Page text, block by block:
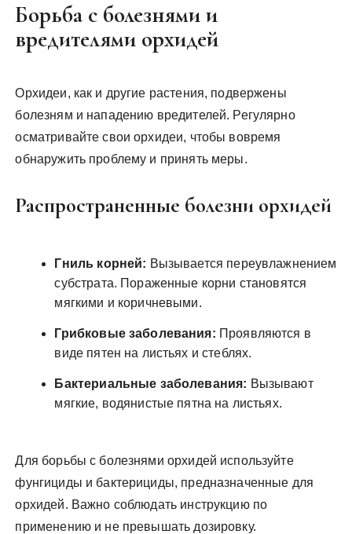
Борьба с болезнями и
вредителями орхидей
Орхидеи, как и другие растения, подвержены
болезням и нападению вредителей. Регулярно
осматривайте свои орхидеи, чтобы вовремя
обнаружить проблему и принять меры.
Распространенные болезни орхидей
Гниль корней: Вызывается переувлажнением
субстрата. Пораженные корни становятся
мягкими и коричневыми.
Грибковые заболевания: Проявляются в
виде пятен на листьях и стеблях.
Бактериальные заболевания: Вызывают
мягкие, водянистые пятна на листьях.
Для борьбы с болезнями орхидей используйте
фунгициды и бактерициды, предназначенные для
орхидей. Важно соблюдать инструкцию по
применению и не превышать дозировку.